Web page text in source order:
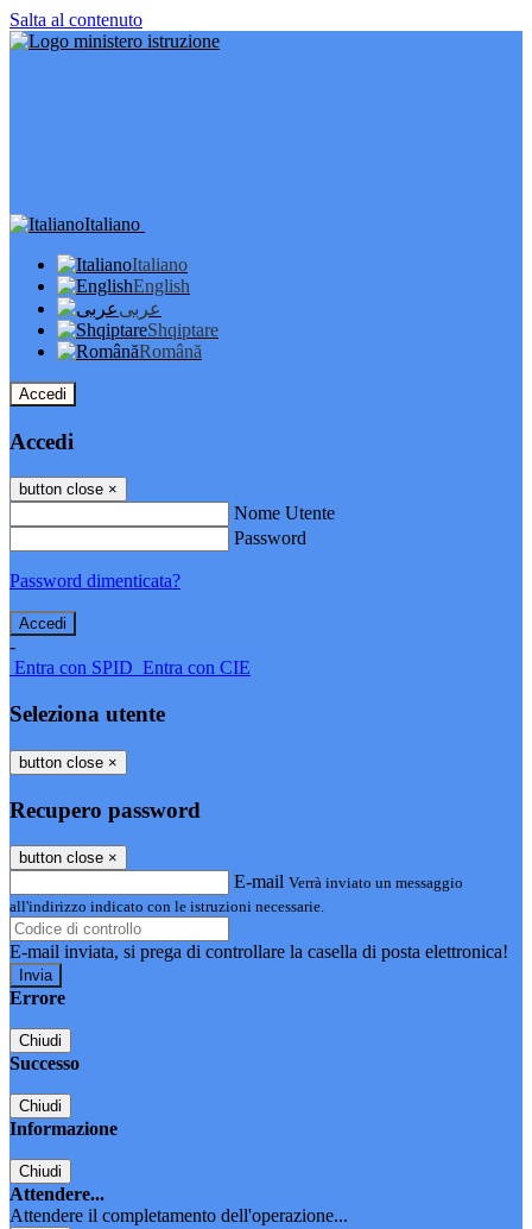
Salta al contenuto
Italiano
Italiano
English
عربى
Shqiptare
Română
Accedi
Accedi
button close ×
Nome Utente
Password
Password dimenticata?
-
Entra con SPID Entra con CIE
Seleziona utente
button close ×
Recupero password
button close ×
E-mail Verrà inviato un messaggio
all'indirizzo indicato con le istruzioni necessarie.
E-mail inviata, si prega di controllare la casella di posta elettronica!
Errore
Chiudi
Successo
Chiudi
Informazione
Chiudi
Attendere...
Attendere il completamento dell'operazione...